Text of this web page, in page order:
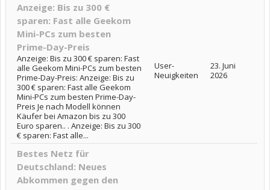
Anzeige: Bis zu 300 €
sparen: Fast alle Geekom
Mini-PCs zum besten
Prime-Day-Preis
Anzeige: Bis zu 300 € sparen: Fast
alle Geekom Mini-PCs zum besten
Prime-Day-Preis: Anzeige: Bis zu
300 € sparen: Fast alle Geekom
Mini-PCs zum besten Prime-Day-
Preis Je nach Modell können
Käufer bei Amazon bis zu 300
Euro sparen.. . Anzeige: Bis zu 300
€ sparen: Fast alle...
User-
Neuigkeiten
23. Juni
2026
Bestes Netz für
Deutschland: Neues
Abkommen gegen den